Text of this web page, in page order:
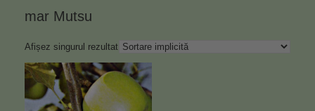
mar Mutsu
Afișez singurul rezultat